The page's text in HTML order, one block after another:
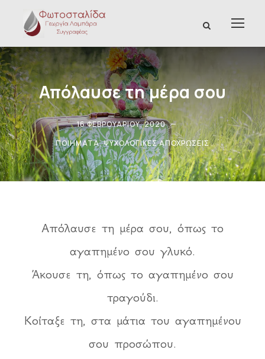
Απόλαυσε τη μέρα σου
16 ΦΕΒΡΟΥΑΡΊΟΥ, 2020
ΠΟΙΉΜΑΤΑ,ΨΥΧΟΛΟΓΙΚΈΣ ΑΠΟΧΡΏΣΕΙΣ
Απόλαυσε τη μέρα σου, όπως το
αγαπημένο σου γλυκό.
Άκουσε τη, όπως το αγαπημένο σου
τραγούδι.
Κοίταξε τη, στα μάτια του αγαπημένου
σου προσώπου.